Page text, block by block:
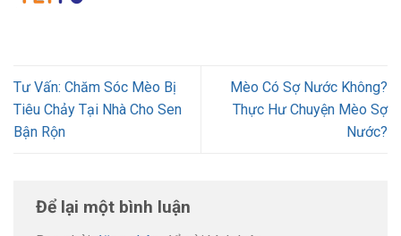
Tư Vấn: Chăm Sóc Mèo Bị
Tiêu Chảy Tại Nhà Cho Sen
Bận Rộn
Mèo Có Sợ Nước Không?
Thực Hư Chuyện Mèo Sợ
Nước?
Để lại một bình luận